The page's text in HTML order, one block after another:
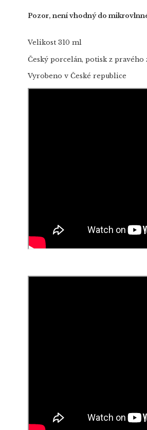
Pozor, není vhodný do
Velikost 310 ml
Český porcelán, potisk z pravého
Vyrobeno v České republice